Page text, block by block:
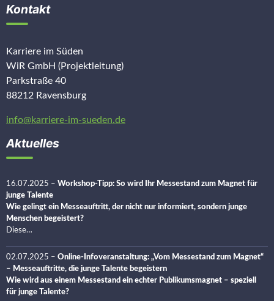
Kontakt
Karriere im Süden
WiR GmbH (Projektleitung)
Parkstraße 40
88212 Ravensburg
info@karriere-im-sueden.de
Aktuelles
16.07.2025 – Workshop-Tipp: So wird Ihr Messestand zum Magnet für
junge Talente
Wie gelingt ein Messeauftritt, der nicht nur informiert, sondern junge
Menschen begeistert?
Diese…
02.07.2025 – Online-Infoveranstaltung: „Vom Messestand zum Magnet“
– Messeauftritte, die junge Talente begeistern
Wie wird aus einem Messestand ein echter Publikumsmagnet – speziell
für junge Talente?